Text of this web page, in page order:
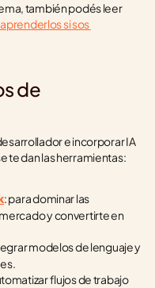
Si te interesa seguir explorando este tema, también podés leer
si sos
de
e incorporar IA
te dan las herramientas:
: para dominar las
y convertirte en
modelos de lenguaje y
flujos de trabajo